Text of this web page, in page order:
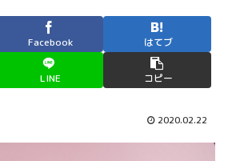
Facebook はてブ
LINE コピー
2020.02.22